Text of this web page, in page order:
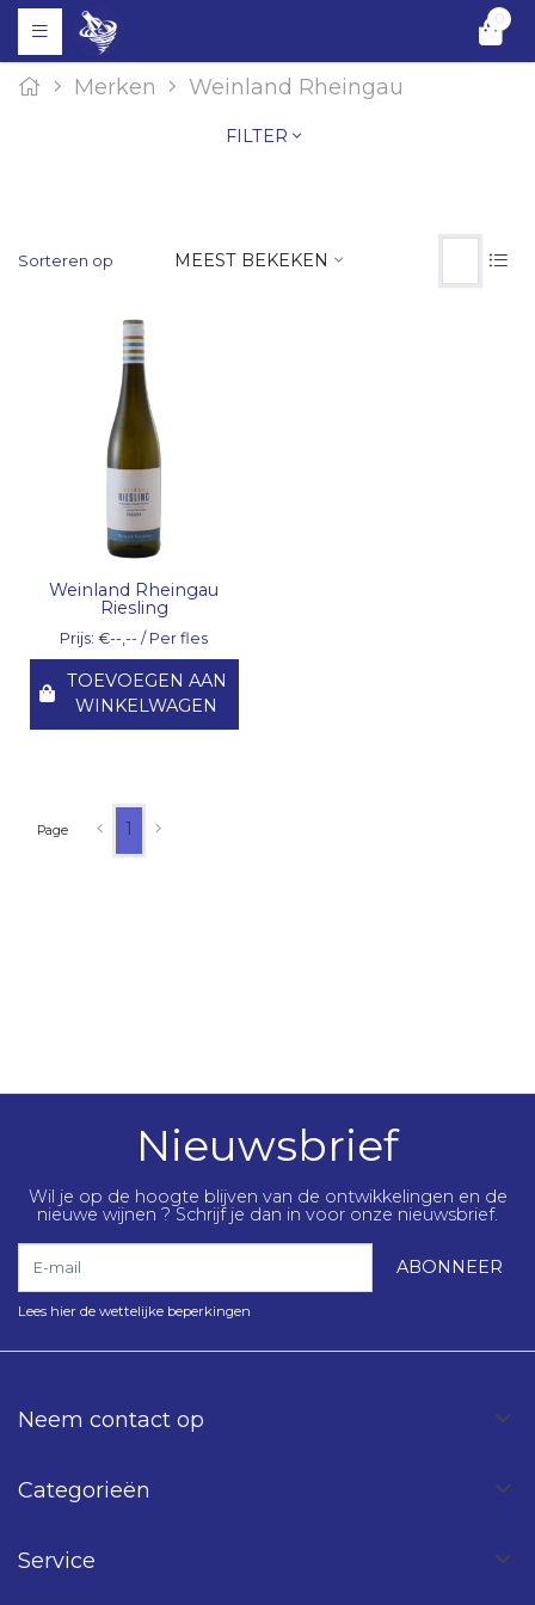
0
Merken Weinland Rheingau
FILTER
Sorteren op MEEST BEKEKEN
Weinland Rheingau
Riesling
Prijs: €--,-- / Per fles
TOEVOEGEN AAN
WINKELWAGEN
Page 1
Nieuwsbrief
Wil je op de hoogte blijven van de ontwikkelingen en de
nieuwe wijnen ? Schrijf je dan in voor onze nieuwsbrief.
ABONNEER
Lees hier de wettelijke beperkingen
Neem contact op
Categorieën
Service